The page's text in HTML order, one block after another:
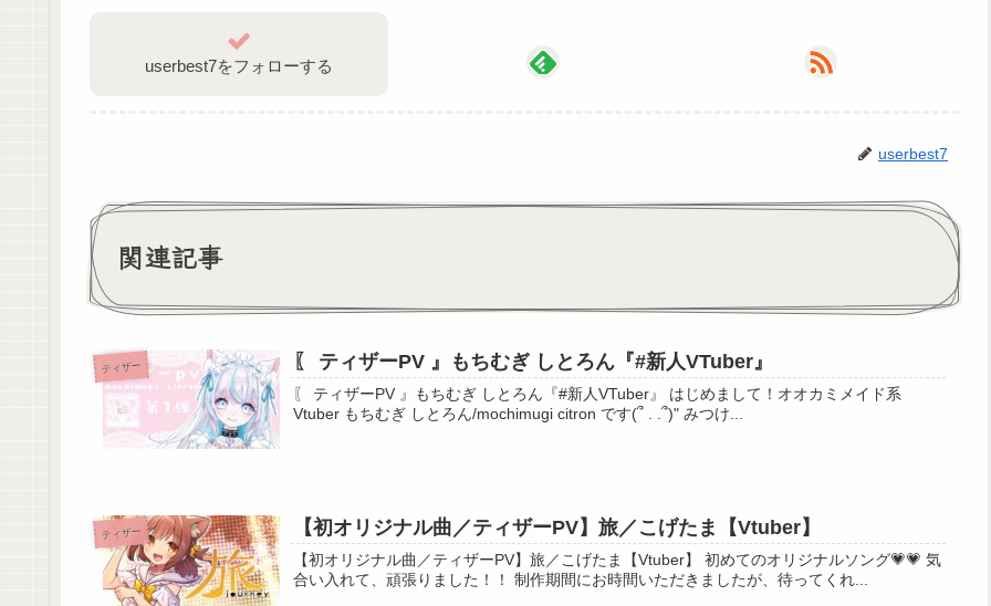
https://lit.link/yoruichikonasu.
※準備中
名前の横におもろいバッジと、
配信がさらに楽しくなる絵文字
↓メンバー加入はこちら↓
BOOTHにて夜市こなすのオフィシャルグッズを準備中✨
第一弾は誕生日から販売開始～💗
ぜひ近くに置いていただけたらうれしいです❕
userbest7をフォローする
userbest7
関連記事
ティザー 〖 ティザーPV 』もちむぎ しとろん『#新人VTuber』
〖 ティザーPV 』もちむぎ しとろん『#新人VTuber』 はじめまして！オオカミメイド系
Vtuber もちむぎ しとろん/mochimugi citron です(՞ . .՞)" みつけ...
ティザー 【初オリジナル曲／ティザーPV】旅／こげたま【Vtuber】
【初オリジナル曲／ティザーPV】旅／こげたま【Vtuber】 初めてのオリジナルソング💗💗 気
合い入れて、頑張りました！！ 制作期間にお時間いただきましたが、待ってくれ...